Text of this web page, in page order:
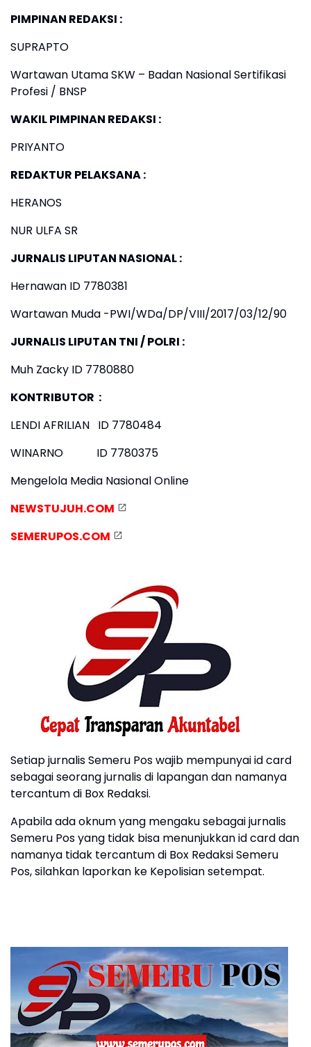
PIMPINAN REDAKSI :
SUPRAPTO
Wartawan Utama SKW – Badan Nasional Sertifikasi
Profesi / BNSP
WAKIL PIMPINAN REDAKSI :
PRIYANTO
REDAKTUR PELAKSANA :
HERANOS
NUR ULFA SR
JURNALIS LIPUTAN NASIONAL :
Hernawan ID 7780381
Wartawan Muda -PWI/WDa/DP/VIII/2017/03/12/90
JURNALIS LIPUTAN TNI / POLRI :
Muh Zacky ID 7780880
KONTRIBUTOR :
LENDI AFRILIAN ID 7780484
WINARNO ID 7780375
Mengelola Media Nasional Online
NEWSTUJUH.COM
SEMERUPOS.COM
Setiap jurnalis Semeru Pos wajib mempunyai id card
sebagai seorang jurnalis di lapangan dan namanya
tercantum di Box Redaksi.
Apabila ada oknum yang mengaku sebagai jurnalis
Semeru Pos yang tidak bisa menunjukkan id card dan
namanya tidak tercantum di Box Redaksi Semeru
Pos, silahkan laporkan ke Kepolisian setempat.